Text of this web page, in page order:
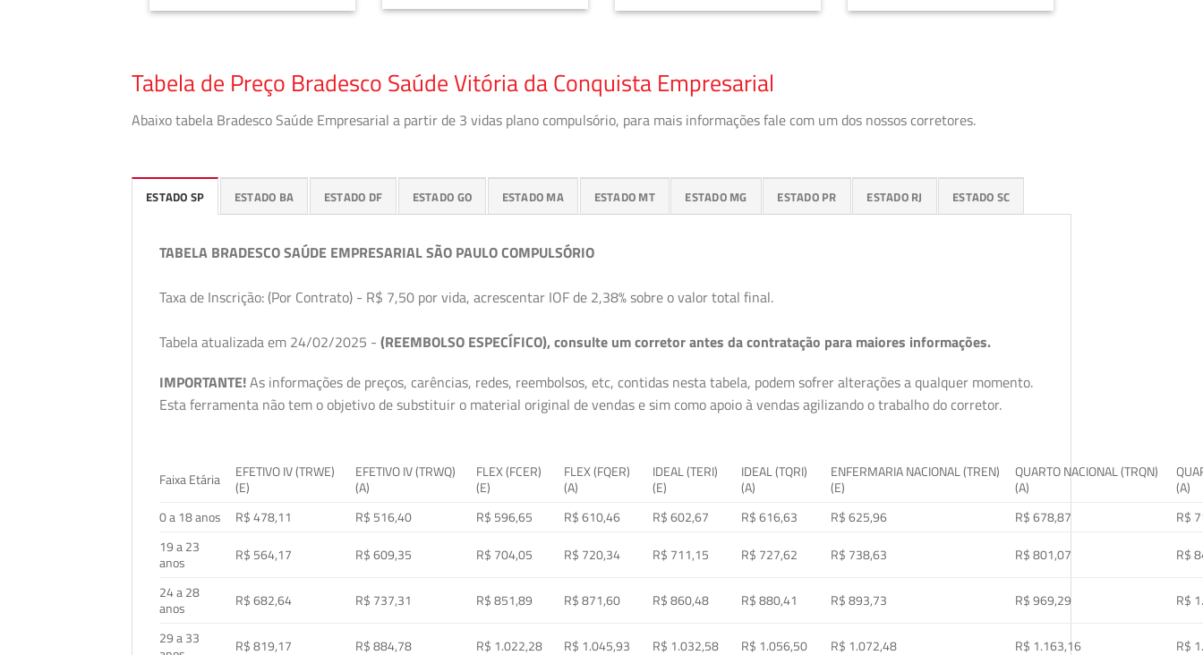
Tabela de Preço Bradesco Saúde Vitória da Conquista Empresarial
Abaixo tabela Bradesco Saúde Empresarial a partir de 3 vidas plano compulsório, para mais informações fale com um dos nossos corretores.
ESTADO SP ESTADO BA ESTADO DF ESTADO GO ESTADO MA ESTADO MT ESTADO MG ESTADO PR ESTADO RJ ESTADO SC
TABELA BRADESCO SAÚDE EMPRESARIAL SÃO PAULO COMPULSÓRIO
Taxa de Inscrição: (Por Contrato) - R$ 7,50 por vida, acrescentar IOF de 2,38% sobre o valor total final.
Tabela atualizada em 24/02/2025 - (REEMBOLSO ESPECÍFICO), consulte um corretor antes da contratação para maiores informações.
IMPORTANTE!As informações de preços, carências, redes, reembolsos, etc, contidas nesta tabela, podem sofrer alterações a qualquer momento.
Esta ferramenta não tem o objetivo de substituir o material original de vendas e sim como apoio à vendas agilizando o trabalho do corretor.
Faixa Etária
EFETIVO IV (TRWE)
(E)
EFETIVO IV (TRWQ)
(A)
FLEX (FCER)
(E)
FLEX (FQER)
(A)
IDEAL (TERI)
(E)
IDEAL (TQRI)
(A)
ENFERMARIA NACIONAL (TREN)
(E)
QUARTO NACIONAL (TRQN)
(A)
(A)
0 a 18 anos
R$ 478,11 R$ 516,40 R$ 596,65 R$ 610,46 R$ 602,67 R$ 616,63 R$ 625,96 R$ 678,87
R$
19 a 23
anos
R$ 564,17 R$ 609,35 R$ 704,05 R$ 720,34 R$ 711,15 R$ 727,62 R$ 738,63 R$ 801,07
R$
24 a 28
anos
R$ 682,64 R$ 737,31 R$ 851,89 R$ 871,60 R$ 860,48 R$ 880,41 R$ 893,73 R$ 969,29
R$
29 a 33
R$ 819,17 R$ 884,78 R$ 1.022,28 R$ 1.045,93 R$ 1.032,58 R$ 1.056,50 R$ 1.072,48 R$ 1.163,16
R$